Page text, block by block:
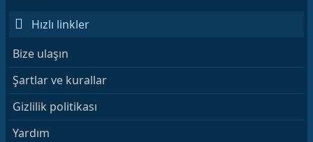
Hızlı linkler
Bize ulaşın
Şartlar ve kurallar
Gizlilik politikası
Yardım